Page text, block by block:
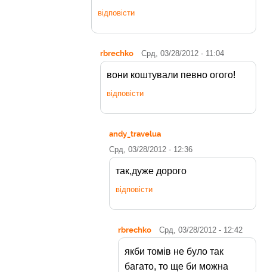
відповісти
rbrechko Срд, 03/28/2012 - 11:04
вони коштували певно огого!
відповісти
andy_travelua
Срд, 03/28/2012 - 12:36
так,дуже дорого
відповісти
rbrechko Срд, 03/28/2012 - 12:42
якби томів не було так
багато, то ще би можна